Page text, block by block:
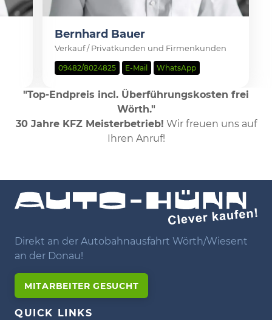
Bernhard Bauer
Verkauf / Privatkunden und Firmenkunden
09482/8024825 E-Mail WhatsApp
"Top-Endpreis incl. Überführungskosten frei
Wörth."
30 Jahre KFZ Meisterbetrieb! Wir freuen uns auf
Ihren Anruf!
Direkt an der Autobahnausfahrt Wörth/Wiesent
an der Donau!
MITARBEITER GESUCHT
QUICK LINKS